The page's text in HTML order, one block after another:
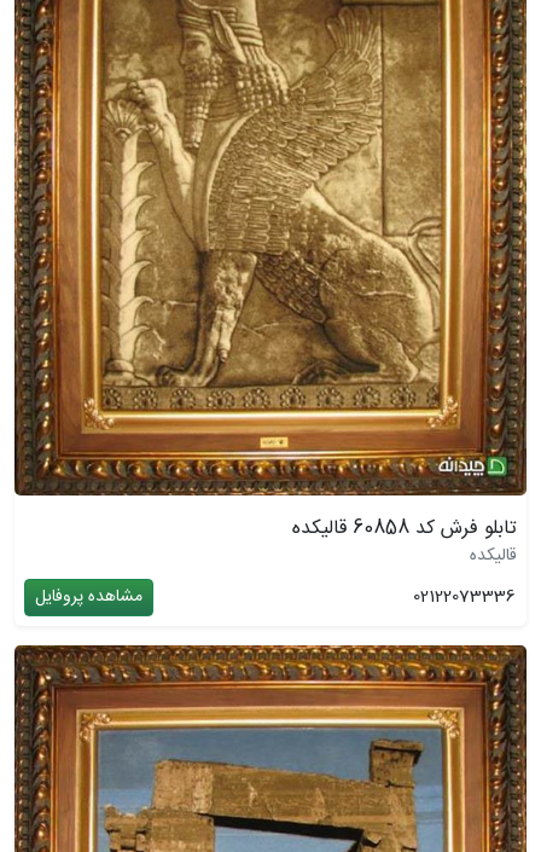
تابلو فرش کد 60858 قالیکده
قالیکده
02122073336
مشاهده پروفایل